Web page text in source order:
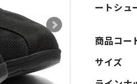
ートシュ
商品コー
サイズ